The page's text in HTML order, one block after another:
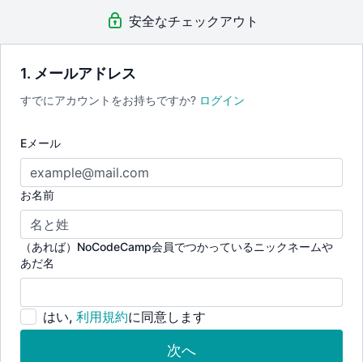
1. メールアドレス
すでにアカウントをお持ちですか? ログイン
Eメール
お名前
（あれば）NoCodeCamp会員でつかっているニックネームや
あだ名
はい, 利用規約に同意します
次へ
これからAdaloを始める方
基礎知識〜簡単なアプリ開発を体験してみたい方
EasyFolioMakerのツールテスト結果を向上させたい方
安全なチェックアウト